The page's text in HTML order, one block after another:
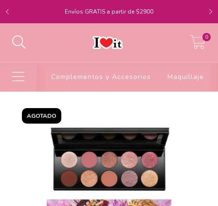
Envíos GRATIS a partir de $2900
0
Complementos y Accesorios Maquillaje
AGOTADO